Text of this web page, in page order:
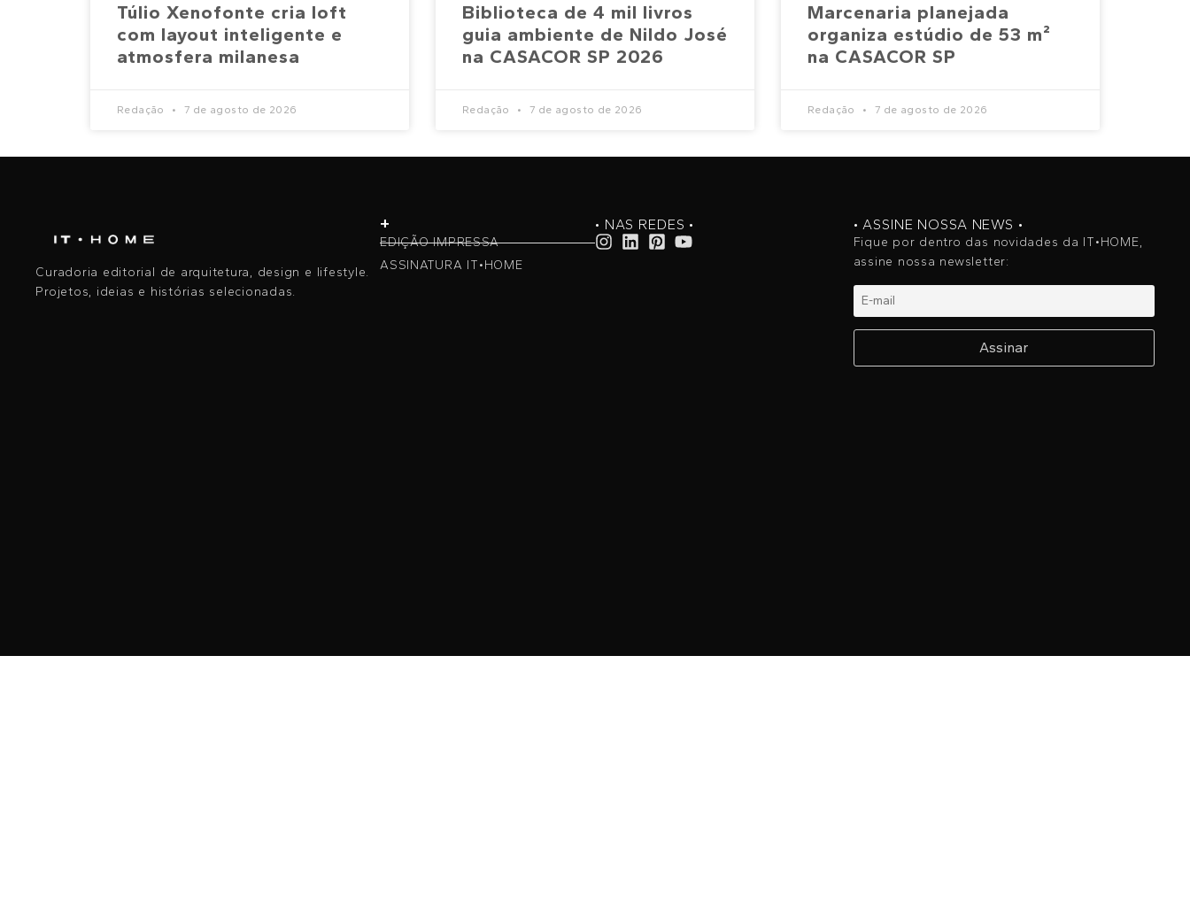
Túlio Xenofonte cria loft
com layout inteligente e
atmosfera milanesa
Redação 7 de agosto de 2026
Biblioteca de 4 mil livros
guia ambiente de Nildo José
na CASACOR SP 2026
Redação 7 de agosto de 2026
Marcenaria planejada
organiza estúdio de 53 m²
na CASACOR SP
Redação 7 de agosto de 2026
Curadoria editorial de arquitetura, design e lifestyle.
Projetos, ideias e histórias selecionadas.
+
EDIÇÃO IMPRESSA
ASSINATURA IT•HOME
• NAS REDES • • ASSINE NOSSA NEWS •
Fique por dentro das novidades da IT•HOME,
assine nossa newsletter: